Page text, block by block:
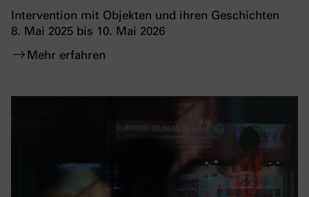
Intervention mit Objekten und ihren Geschichten
8. Mai 2025 bis 10. Mai 2026
Mehr erfahren